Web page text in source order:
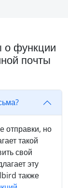
о функции
почты
отправки, но
такой
свой
эту
также